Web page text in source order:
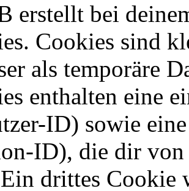
erstellt bei
Cookies sind
als temporäre
enthalten eine
ID) sowie
ID), die dir
drittes Cookie